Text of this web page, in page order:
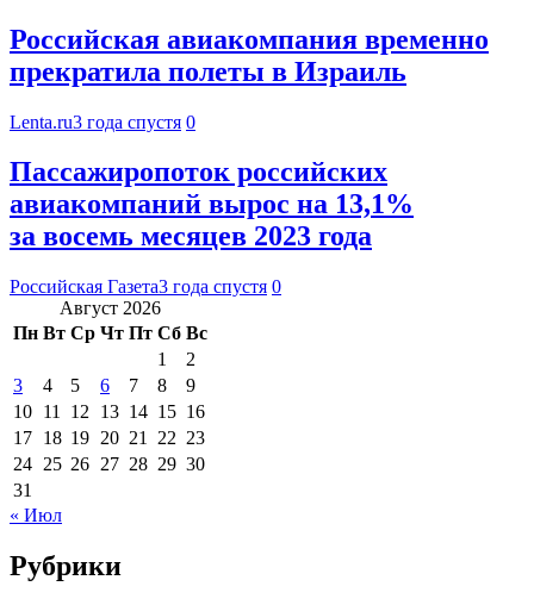
Российская авиакомпания временно
прекратила полеты в Израиль
Lenta.ru3 года спустя 0
Пассажиропоток российских
авиакомпаний вырос на 13,1%
за восемь месяцев 2023 года
Российская Газета3 года спустя 0
Август 2026
Пн Вт Ср Чт Пт Сб Вс
1
2
3
4 5 6 7 8
9
10 11 12 13 14 15 16
17 18 19 20 21 22 23
24 25 26 27 28 29 30
31
« Июл
Рубрики